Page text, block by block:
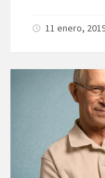
11 enero,